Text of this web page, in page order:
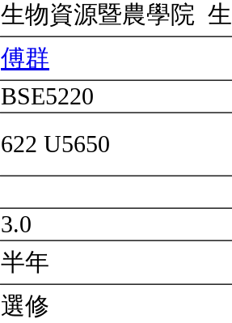
生物資源暨農學院
傅群
BSE5220
622 U5650
3.0
半年
選修